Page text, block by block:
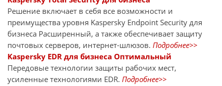
Решение включает в себя все возможности и
преимущества уровня Kaspersky Endpoint Security для
бизнеса Расширенный, а также обеспечивает защиту
почтовых серверов, интернет-шлюзов. Подробнее>>
Kaspersky EDR для бизнеса Оптимальный
Передовые технологии защиты рабочих мест,
усиленные технологиями EDR. Подробнее>>